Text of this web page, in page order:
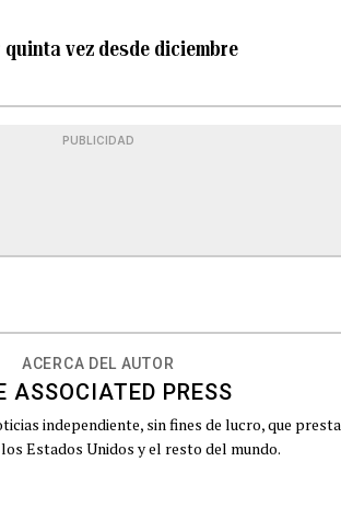
vez desde diciembre
PUBLICIDAD
ACERCA DEL AUTOR
ASSOCIATED PRESS
independiente, sin fines de lucro, que presta
Estados Unidos y el resto del mundo.